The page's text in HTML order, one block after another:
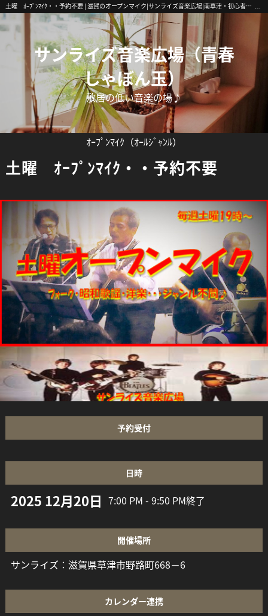
土曜 ｵｰﾌﾟﾝﾏｲｸ・・予約不要 | 滋賀のオープンマイク|サンライズ音楽広場|南草津・初心者歓迎
サンライズ音楽広場（青春
しゃぼん玉）
敷居の低い音楽の場♪
ｵｰﾌﾟﾝﾏｲｸ（ｵｰﾙｼﾞｬﾝﾙ）
土曜 ｵｰﾌﾟﾝﾏｲｸ・・予約不要
予約受付
日時
2025 12月20日 7:00 PM - 9:50 PM終了
開催場所
サンライズ：滋賀県草津市野路町668－6
カレンダー連携